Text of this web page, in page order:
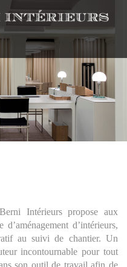
Intérieurs propose aux
d’intérieurs,
au suivi de chantier. Un
incontournable pour tout